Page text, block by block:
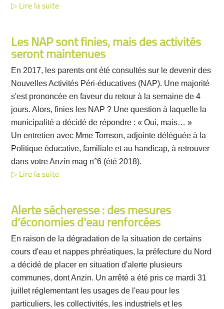
Lire la suite
Les NAP sont finies, mais des activités
seront maintenues
En 2017, les parents ont été consultés sur le devenir des
Nouvelles Activités Péri-éducatives (NAP). Une majorité
s'est prononcée en faveur du retour à la semaine de 4
jours. Alors, finies les NAP ? Une question à laquelle la
municipalité a décidé de répondre : « Oui, mais… »
Un entretien avec Mme Tomson, adjointe déléguée à la
Politique éducative, familiale et au handicap, à retrouver
dans votre Anzin mag n°6 (été 2018).
Lire la suite
Alerte sécheresse : des mesures
d'économies d'eau renforcées
En raison de la dégradation de la situation de certains
cours d'eau et nappes phréatiques, la préfecture du Nord
a décidé de placer en situation d'alerte plusieurs
communes, dont Anzin. Un arrêté a été pris ce mardi 31
juillet réglementant les usages de l'eau pour les
particuliers, les collectivités, les industriels et les